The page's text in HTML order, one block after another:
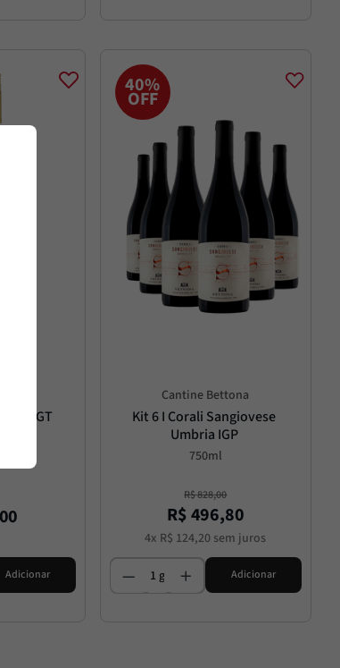
IGT
00
Adicionar
40%
OFF
Cantine Bettona
Kit 6 I Corali Sangiovese
Umbria IGP
750ml
R$828,00
R$496,80
4x R$ 124,20 sem juros
Adicionar